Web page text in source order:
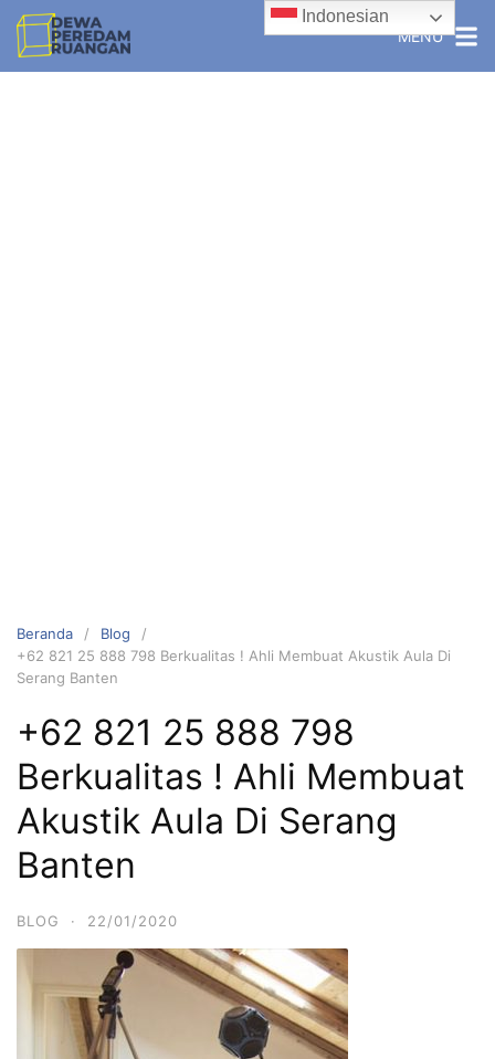
MENU
Beranda
Blog
+62 821 25 888 798 Berkualitas ! Ahli Membuat Akustik Aula Di
Serang Banten
+62 821 25 888 798
Berkualitas ! Ahli Membuat
Akustik Aula Di Serang
Banten
BLOG · 22/01/2020
Indonesian